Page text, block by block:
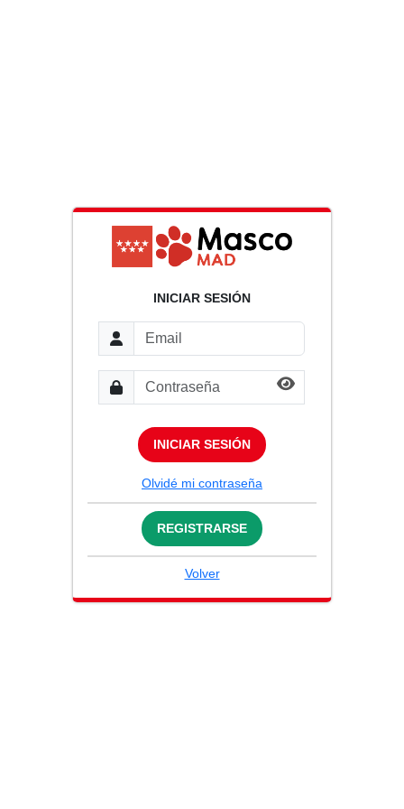
INICIAR SESIÓN
INICIAR SESIÓN
Olvidé mi contraseña
REGISTRARSE
Volver